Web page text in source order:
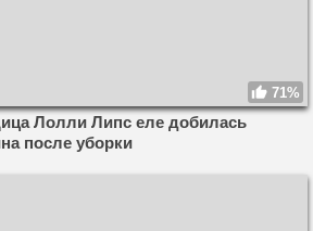
71%
Лолли Липс еле добилась
после уборки